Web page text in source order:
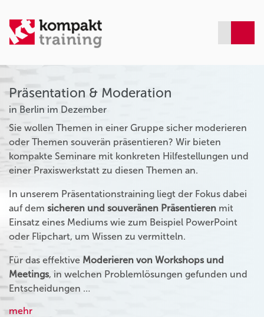
Präsentation & Moderation
in Berlin im Dezember
Sie wollen Themen in einer Gruppe sicher moderieren
oder Themen souverän präsentieren? Wir bieten
kompakte Seminare mit konkreten Hilfestellungen und
einer Praxiswerkstatt zu diesen Themen an.
In unserem Präsentationstraining liegt der Fokus dabei
auf dem sicheren und souveränen Präsentieren mit
Einsatz eines Mediums wie zum Beispiel PowerPoint
oder Flipchart, um Wissen zu vermitteln.
Für das effektive Moderieren von Workshops und
Meetings, in welchen Problemlösungen gefunden und
Entscheidungen …
mehr